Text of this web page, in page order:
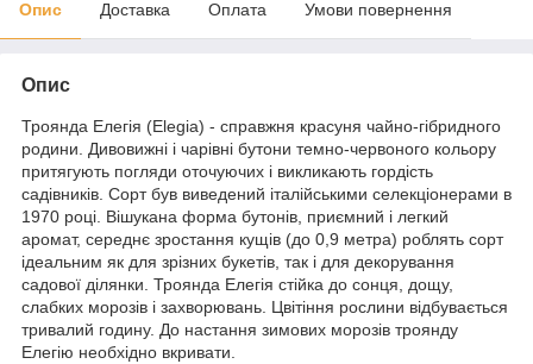
Опис Доставка Оплата Умови повернення
Опис
Троянда Елегія (Elegia) - справжня красуня чайно-гібридного
родини. Дивовижні і чарівні бутони темно-червоного кольору
притягують погляди оточуючих і викликають гордість
садівників. Сорт був виведений італійськими селекціонерами в
1970 році. Вішукана форма бутонів, приємний і легкий
аромат, середнє зростання кущів (до 0,9 метра) роблять сорт
ідеальним як для зрізних букетів, так і для декорування
садової ділянки. Троянда Елегія стійка до сонця, дощу,
слабких морозів і захворювань. Цвітіння рослини відбувається
тривалий годину. До настання зимових морозів троянду
Елегію необхідно вкривати.